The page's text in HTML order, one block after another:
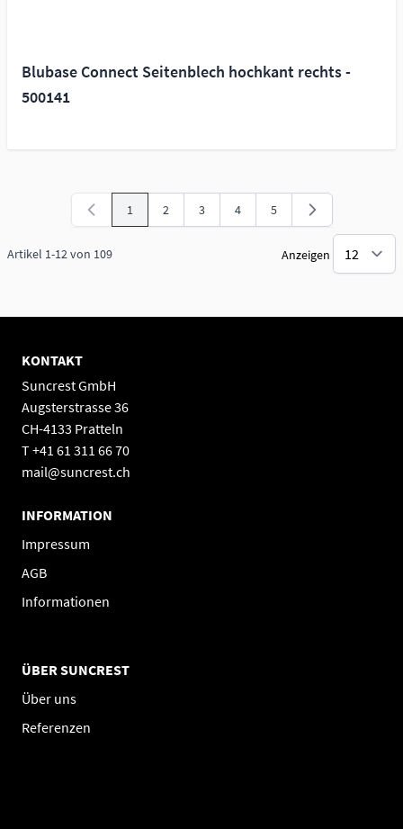
Blubase Connect Seitenblech hochkant rechts -
500141
Artikel 1-12von 109
Sie lesen gerade Seite
1 Seite
2 Seite
3 Seite
4 Seite
5
Anzeigen
KONTAKT
Suncrest GmbH
Augsterstrasse 36
CH-4133 Pratteln
T +41 61 311 66 70
mail@suncrest.ch
INFORMATION
Impressum
AGB
Informationen
ÜBER SUNCREST
Über uns
Referenzen